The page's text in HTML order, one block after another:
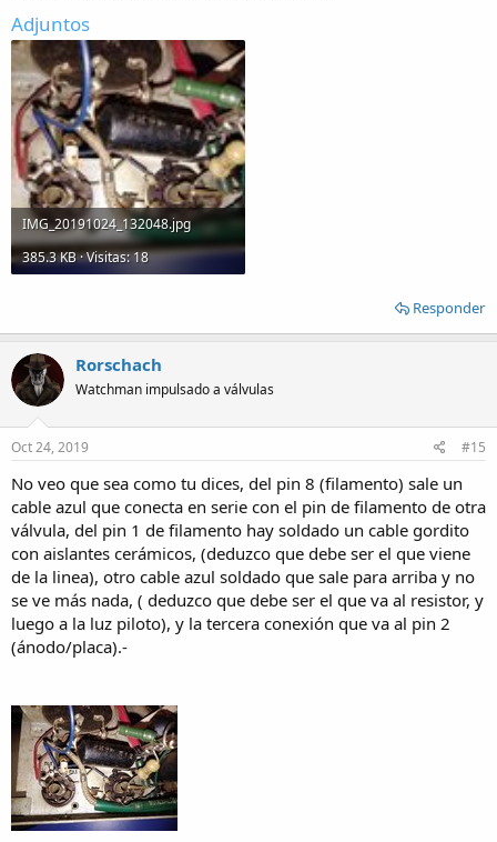
Adjuntos
IMG_20191024_132048.jpg
385.3 KB · Visitas: 18
Responder
Rorschach
Watchman impulsado a válvulas
Oct 24, 2019 #15
No veo que sea como tu dices, del pin 8 (filamento) sale un
cable azul que conecta en serie con el pin de filamento de otra
válvula, del pin 1 de filamento hay soldado un cable gordito
con aislantes cerámicos, (deduzco que debe ser el que viene
de la linea), otro cable azul soldado que sale para arriba y no
se ve más nada, ( deduzco que debe ser el que va al resistor, y
luego a la luz piloto), y la tercera conexión que va al pin 2
(ánodo/placa).-